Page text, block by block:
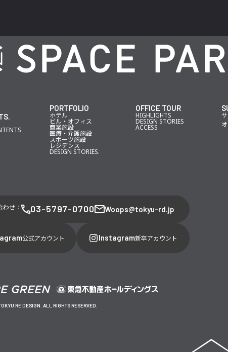
PORTFOLIO
ホテル
ビル・オフィス
商業施設
医療・介護施設
スポーツ施設
レジデンス
DESIGN STORIES.
OFFICE TOUR
HIGHLIGHTS
DESIGN STORIES
ACCESS
わせ： 03-5797-0700 Woops@tokyu-rd.jp
公式アカウント Instagram新卒アカウント
RE DESIGN. ALL RIGHTS RESERVED.